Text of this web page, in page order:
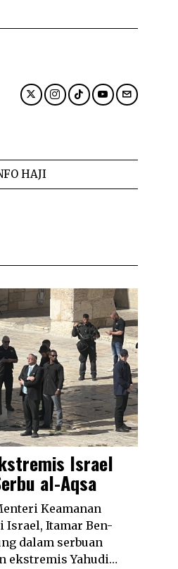
HAJI
Israel
al-Aqsa
Keamanan
Israel, Itamar Ben-
dalam serbuan
ekstremis Yahudi…